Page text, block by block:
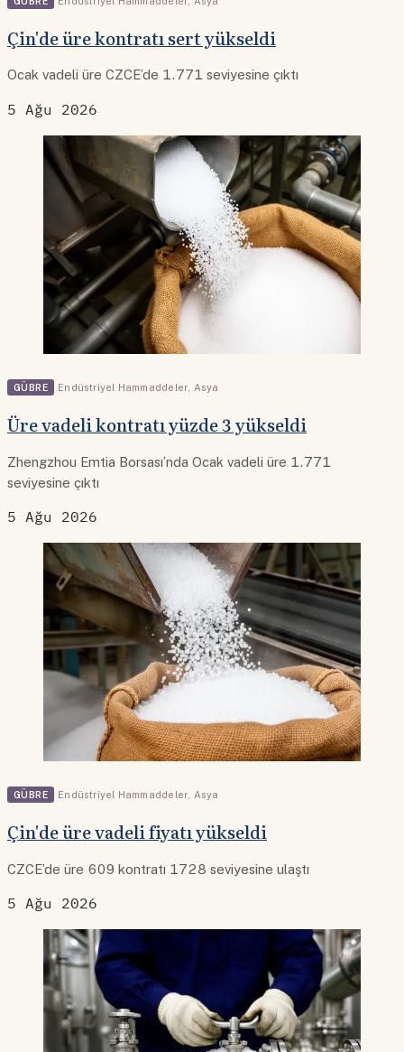
Çin'de üre kontratı sert yükseldi
Ocak vadeli üre CZCE’de 1.771 seviyesine çıktı
5 Ağu 2026
GÜBRE Endüstriyel Hammaddeler Asya
Üre vadeli kontratı yüzde 3 yükseldi
Zhengzhou Emtia Borsası’nda Ocak vadeli üre 1.771
seviyesine çıktı
5 Ağu 2026
GÜBRE Endüstriyel Hammaddeler Asya
Çin'de üre vadeli fiyatı yükseldi
CZCE’de üre 609 kontratı 1728 seviyesine ulaştı
5 Ağu 2026